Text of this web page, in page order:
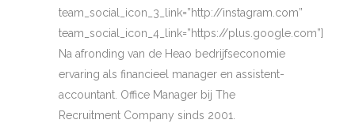
team_social_icon_3_link=”http://instagram.com”
team_social_icon_4_link=”https://plus.google.com”]
Na afronding van de Heao bedrijfseconomie
ervaring als financieel manager en assistent-
accountant. Office Manager bij The
Recruitment Company sinds 2001.